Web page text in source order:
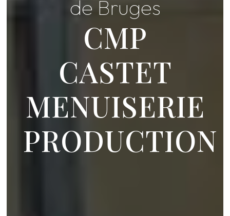
de Bruges
CMP
CASTET
MENUISERIE
PRODUCTION